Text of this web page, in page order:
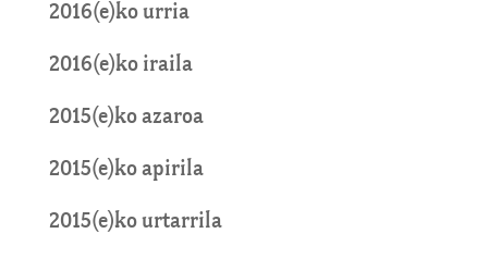
2016(e)ko urria
2016(e)ko iraila
2015(e)ko azaroa
2015(e)ko apirila
2015(e)ko urtarrila